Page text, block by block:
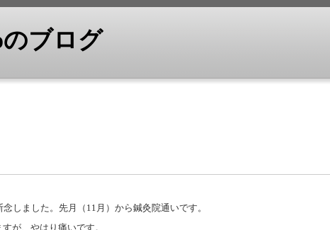
ブログ
しました。先月（11月）から鍼灸院通いです。
が、やはり痛いです。